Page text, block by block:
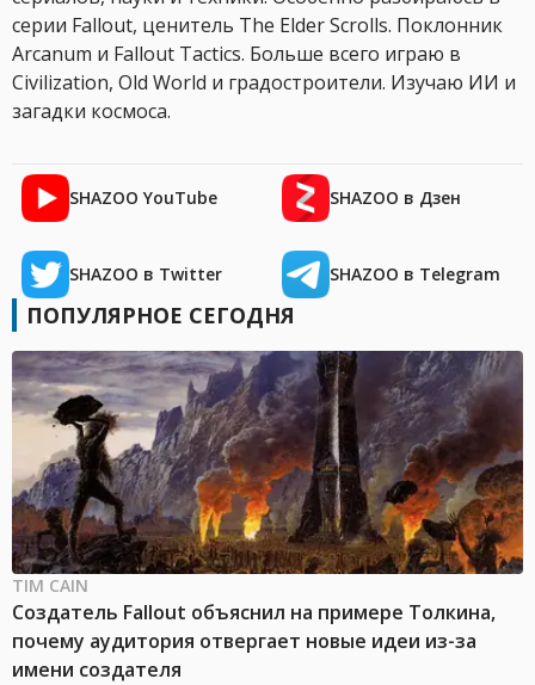
серии Fallout, ценитель The Elder Scrolls. Поклонник
Arcanum и Fallout Tactics. Больше всего играю в
Civilization, Old World и градостроители. Изучаю ИИ и
загадки космоса.
SHAZOO YouTube SHAZOO в Дзен
SHAZOO в Twitter SHAZOO в Telegram
ПОПУЛЯРНОЕ СЕГОДНЯ
TIM CAIN
Создатель Fallout объяснил на примере Толкина,
почему аудитория отвергает новые идеи из-за
имени создателя